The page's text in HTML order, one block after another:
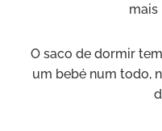
mais
O saco de dormir
um bebé num todo,